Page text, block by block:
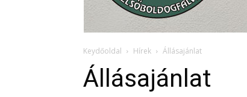
Keydőoldal Hírek Állásajánlat
Állásajánlat